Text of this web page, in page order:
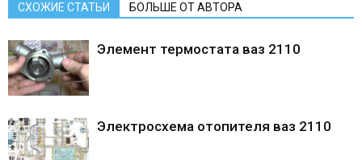
СХОЖИЕ СТАТЬИ БОЛЬШЕ ОТ АВТОРА
Элемент термостата ваз 2110
Электросхема отопителя ваз 2110